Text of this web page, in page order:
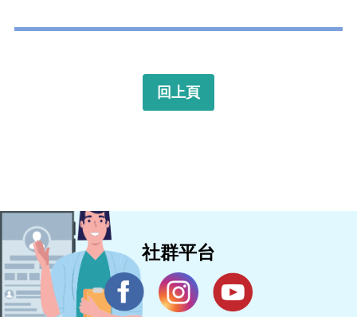
回上頁
社群平台